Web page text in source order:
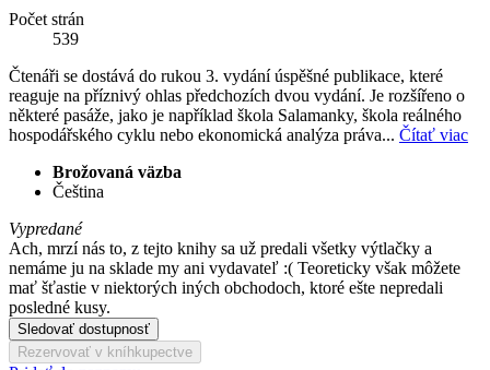
Počet strán
539
Čtenáři se dostává do rukou 3. vydání úspěšné publikace, které
reaguje na příznivý ohlas předchozích dvou vydání. Je rozšířeno o
některé pasáže, jako je například škola Salamanky, škola reálného
hospodářského cyklu nebo ekonomická analýza práva... Čítať viac
Brožovaná väzba
Čeština
Vypredané
Ach, mrzí nás to, z tejto knihy sa už predali všetky výtlačky a
nemáme ju na sklade my ani vydavateľ :( Teoreticky však môžete
mať šťastie v niektorých iných obchodoch, ktoré ešte nepredali
posledné kusy.
Sledovať dostupnosť
Rezervovať v kníhkupectve